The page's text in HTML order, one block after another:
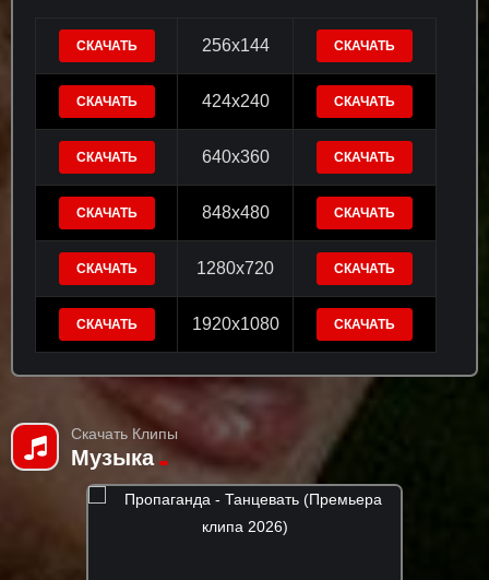
СКАЧАТЬ 256x144 СКАЧАТЬ
СКАЧАТЬ 424x240 СКАЧАТЬ
СКАЧАТЬ 640x360 СКАЧАТЬ
СКАЧАТЬ 848x480 СКАЧАТЬ
СКАЧАТЬ 1280x720 СКАЧАТЬ
СКАЧАТЬ 1920x1080 СКАЧАТЬ
Скачать Клипы
Музыка